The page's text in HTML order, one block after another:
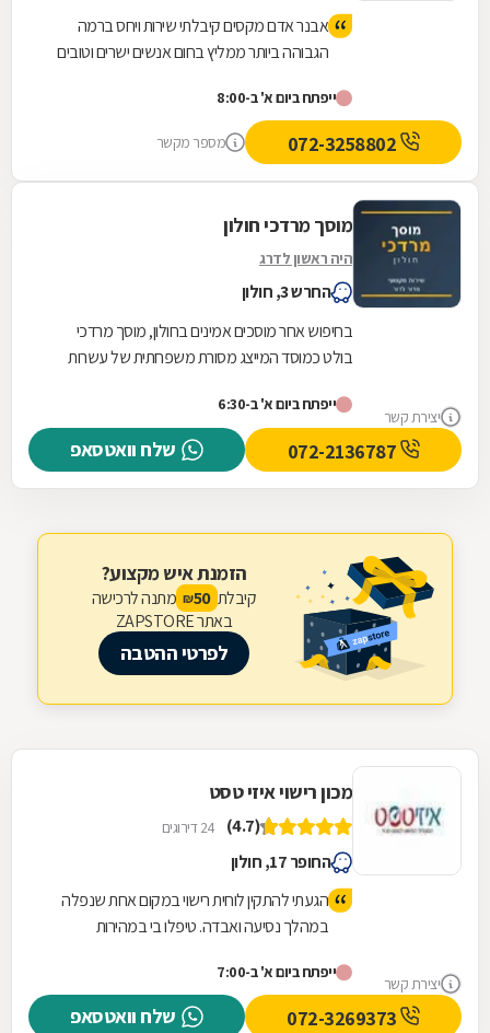
אבנר אדם מקסים קיבלתי שירות ויחס ברמה
הגבוהה ביותר ממליץ בחום אנשים ישרים וטובים
ייפתח ביום א' ב-8:00
מספר מקשר
יצירת קשר
מוסך מרדכי חולון
היה ראשון לדרג
החרש 3, חולון
בחיפוש אחר מוסכים אמינים בחולון, מוסך מרדכי
בולט כמוסד המייצג מסורת משפחתית של עשרות
והמקצועיות...
ייפתח ביום א' ב-6:30
שלח וואטסאפ
הזמנת איש מקצוע?
קיבלת 50
₪ מתנה לרכישה
באתר ZAPSTORE
לפרטי ההטבה
יצירת קשר
מכון רישוי איזי טסט
(4.7) 24 דירוגים
החופר 17, חולון
הגעתי להתקין לוחית רישוי במקום אחת שנפלה
במהלך נסיעה ואבדה. טיפלו בי במהירות
המקום מטופח ונקי.
ייפתח ביום א' ב-7:00
שלח וואטסאפ